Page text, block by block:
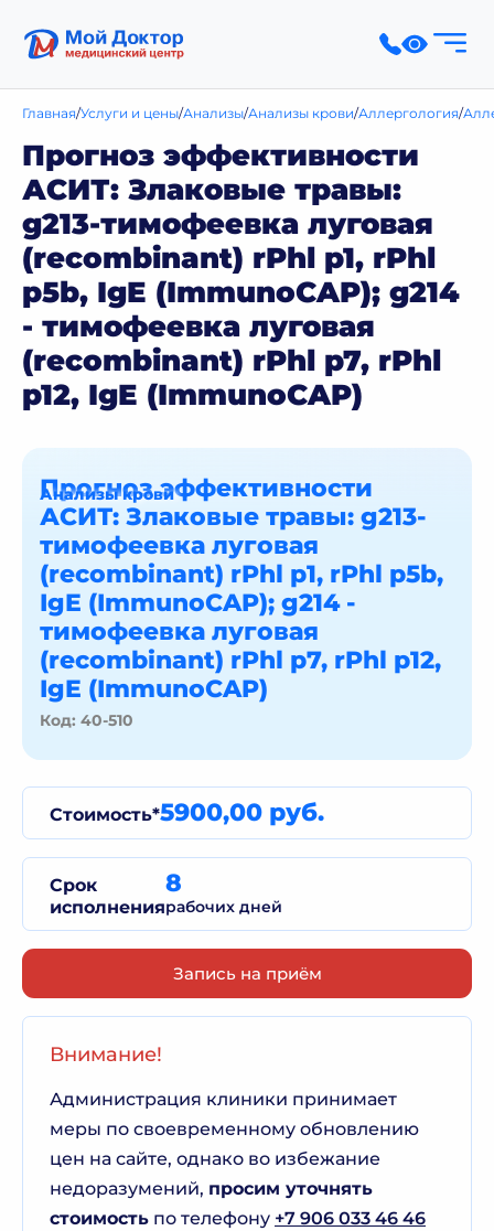
Главная Услуги и цены Анализы Анализы крови Аллергология
Прогноз эффективности
АСИТ: Злаковые травы:
g213-тимофеевка луговая
(recombinant) rPhl p1, rPhl
p5b, IgE (ImmunoCAP); g214
- тимофеевка луговая
(recombinant) rPhl p7, rPhl
p12, IgE (ImmunoCAP)
Прогноз эффективности
АСИТ: Злаковые травы: g213-
тимофеевка луговая
(recombinant) rPhl p1, rPhl p5b,
IgE (ImmunoCAP); g214 -
тимофеевка луговая
(recombinant) rPhl p7, rPhl p12,
IgE (ImmunoCAP)
Код: 40-510
Анализы крови
Стоимость*5900,00 руб.
Срок
исполнения
8
рабочих дней
Запись на приём
Внимание!
Администрация клиники принимает
меры по своевременному обновлению
цен на сайте, однако во избежание
недоразумений, просим уточнять
стоимость по телефону +7 906 033 46 46